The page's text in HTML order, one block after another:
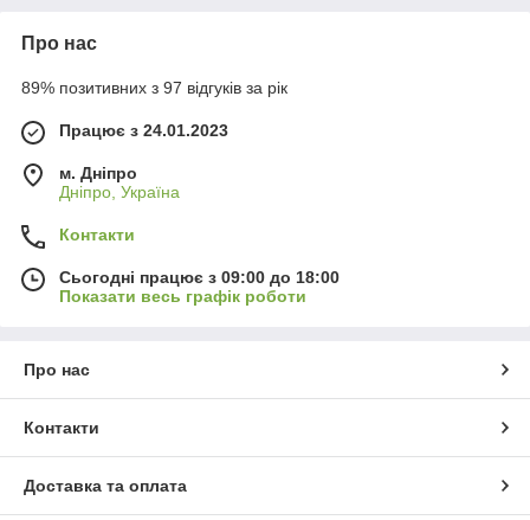
Про нас
89% позитивних з 97 відгуків за рік
Працює з 24.01.2023
м. Дніпро
Дніпро, Україна
Контакти
Сьогодні працює з 09:00 до 18:00
Показати весь графік роботи
Про нас
Контакти
Доставка та оплата